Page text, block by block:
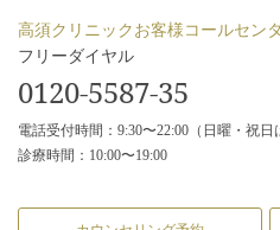
高須クリニックお客様コールセン
フリーダイヤル
0120-5587-35
電話受付時間：9:30〜22:00（日曜・祝日
診療時間：10:00〜19:00